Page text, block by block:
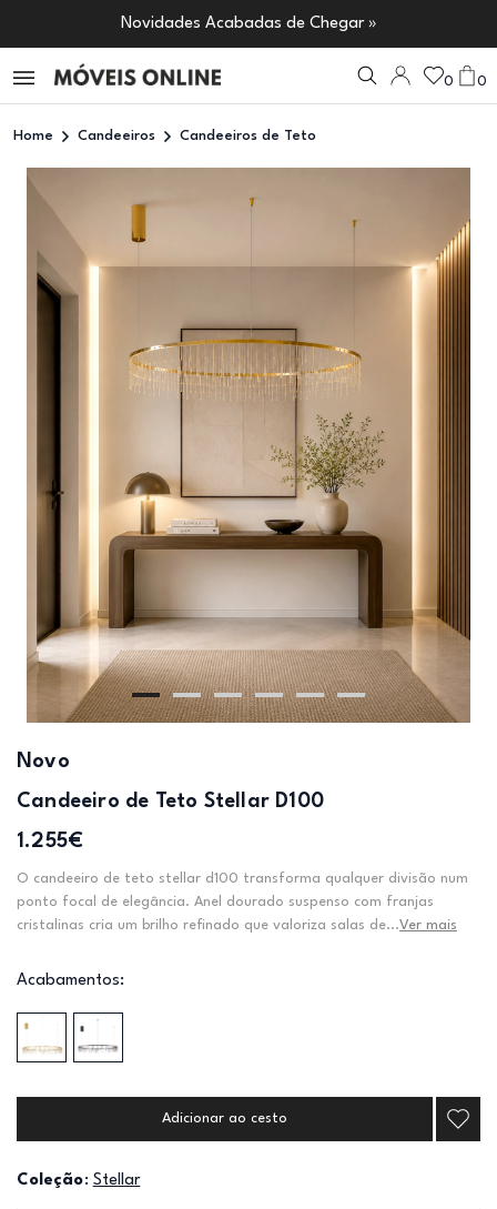
Novidades Acabadas de Chegar »
0 0
Home Candeeiros Candeeiros de Teto
Novo
Candeeiro de Teto Stellar D100
1.255€
O candeeiro de teto stellar d100 transforma qualquer divisão num
ponto focal de elegância. Anel dourado suspenso com franjas
cristalinas cria um brilho refinado que valoriza salas de...Ver mais
Acabamentos:
Adicionar ao cesto
Coleção: Stellar